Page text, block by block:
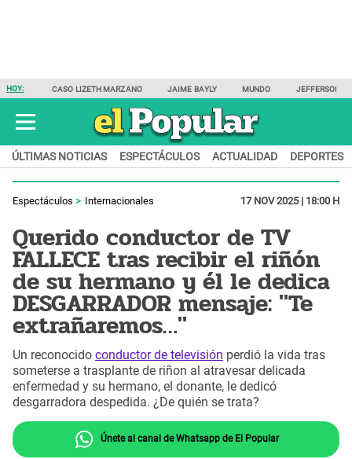
HOY: CASO LIZETH MARZANO JAIME BAYLY MUNDO JEFFERSON
ÚLTIMAS NOTICIAS ESPECTÁCULOS ACTUALIDAD DEPORTES
Espectáculos Internacionales 17 NOV 2025 | 18:00 H
Querido conductor de TV
FALLECE tras recibir el riñón
de su hermano y él le dedica
DESGARRADOR mensaje: "Te
extrañaremos…"
Un reconocido conductor de televisión perdió la vida tras
someterse a trasplante de riñon al atravesar delicada
enfermedad y su hermano, el donante, le dedicó
desgarradora despedida. ¿De quién se trata?
Únete al canal de Whatsapp de El Popular